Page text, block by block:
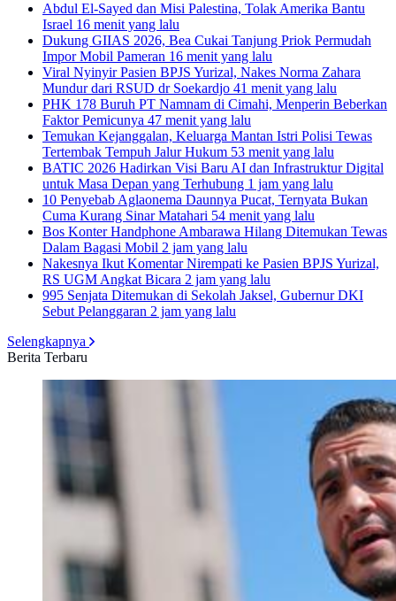
Abdul El-Sayed dan Misi Palestina, Tolak Amerika Bantu
Israel 16 menit yang lalu
Dukung GIIAS 2026, Bea Cukai Tanjung Priok Permudah
Impor Mobil Pameran 16 menit yang lalu
Viral Nyinyir Pasien BPJS Yurizal, Nakes Norma Zahara
Mundur dari RSUD dr Soekardjo 41 menit yang lalu
PHK 178 Buruh PT Namnam di Cimahi, Menperin Beberkan
Faktor Pemicunya 47 menit yang lalu
Temukan Kejanggalan, Keluarga Mantan Istri Polisi Tewas
Tertembak Tempuh Jalur Hukum 53 menit yang lalu
BATIC 2026 Hadirkan Visi Baru AI dan Infrastruktur Digital
untuk Masa Depan yang Terhubung 1 jam yang lalu
10 Penyebab Aglaonema Daunnya Pucat, Ternyata Bukan
Cuma Kurang Sinar Matahari 54 menit yang lalu
Bos Konter Handphone Ambarawa Hilang Ditemukan Tewas
Dalam Bagasi Mobil 2 jam yang lalu
Nakesnya Ikut Komentar Nirempati ke Pasien BPJS Yurizal,
RS UGM Angkat Bicara 2 jam yang lalu
995 Senjata Ditemukan di Sekolah Jaksel, Gubernur DKI
Sebut Pelanggaran 2 jam yang lalu
Selengkapnya
Berita Terbaru